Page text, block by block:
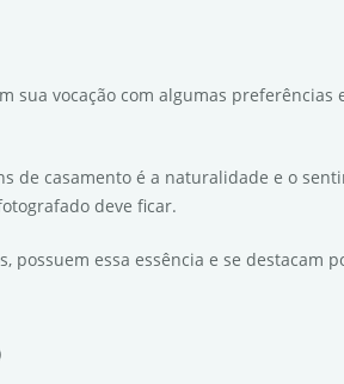
sua vocação com algumas
de casamento é a naturalidade e o
deve ficar.
essa essência e se destacam